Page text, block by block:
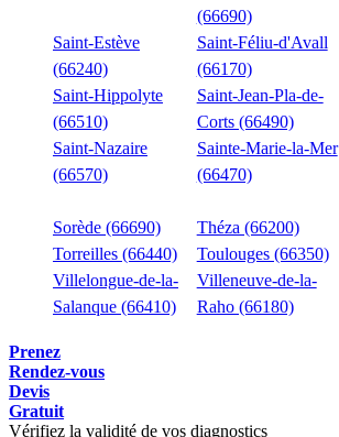
(66690)
Saint-Estève
(66240)
Saint-Féliu-d'Avall
(66170)
Saint-Hippolyte
(66510)
Saint-Jean-Pla-de-
Corts (66490)
Saint-Nazaire
(66570)
Sainte-Marie-la-Mer
(66470)
Sorède (66690)
Théza (66200)
Torreilles (66440)
Toulouges (66350)
Villelongue-de-la-
Salanque (66410)
Villeneuve-de-la-
Raho (66180)
Prenez
Rendez-vous
Devis
Gratuit
Vérifiez la validité de vos diagnostics